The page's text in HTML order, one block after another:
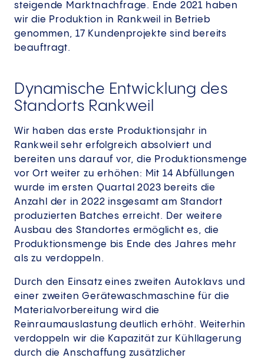
steigende Marktnachfrage. Ende 2021 haben
wir die Produktion in Rankweil in Betrieb
genommen, 17 Kundenprojekte sind bereits
beauftragt.
Dynamische Entwicklung des
Standorts Rankweil
Wir haben das erste Produktionsjahr in
Rankweil sehr erfolgreich absolviert und
bereiten uns darauf vor, die Produktionsmenge
vor Ort weiter zu erhöhen: Mit 14 Abfüllungen
wurde im ersten Quartal 2023 bereits die
Anzahl der in 2022 insgesamt am Standort
produzierten Batches erreicht. Der weitere
Ausbau des Standortes ermöglicht es, die
Produktionsmenge bis Ende des Jahres mehr
als zu verdoppeln.
Durch den Einsatz eines zweiten Autoklavs und
einer zweiten Gerätewaschmaschine für die
Materialvorbereitung wird die
Reinraumauslastung deutlich erhöht. Weiterhin
verdoppeln wir die Kapazität zur Kühllagerung
durch die Anschaffung zusätzlicher